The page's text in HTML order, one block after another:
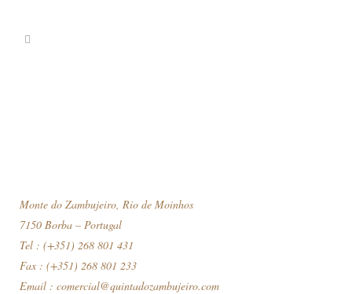
Monte do Zambujeiro, Rio de Moinhos
7150 Borba – Portugal
Tel : (+351) 268 801 431
Fax : (+351) 268 801 233
Email : comercial@quintadozambujeiro.com